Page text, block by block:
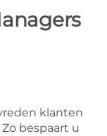
klanten
bespaart u